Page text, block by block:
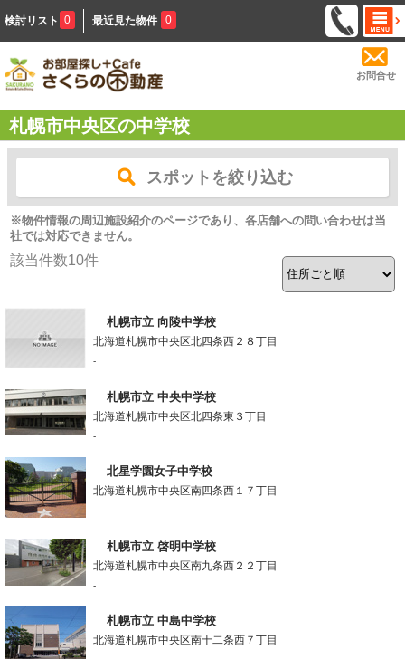
検討リスト 0 最近見た物件 0
お問合せ
札幌市中央区の中学校
スポットを絞り込む
※物件情報の周辺施設紹介のページであり、各店舗への問い合わせは当
社では対応できません。
該当件数10件
札幌市立 向陵中学校
北海道札幌市中央区北四条西２８丁目
-
札幌市立 中央中学校
北海道札幌市中央区北四条東３丁目
-
北星学園女子中学校
北海道札幌市中央区南四条西１７丁目
-
札幌市立 啓明中学校
北海道札幌市中央区南九条西２２丁目
-
札幌市立 中島中学校
北海道札幌市中央区南十二条西７丁目